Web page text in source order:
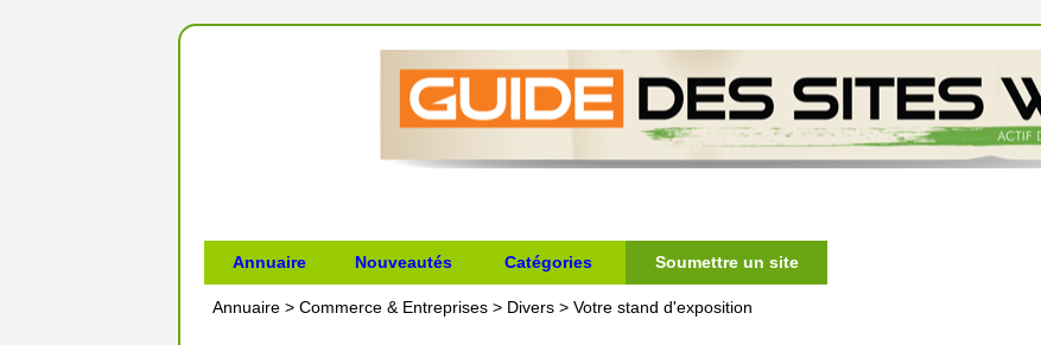
Annuaire Nouveautés Catégories Soumettre un site
Annuaire > Commerce & Entreprises > Divers > Votre stand d'exposition